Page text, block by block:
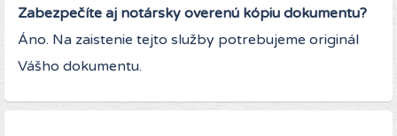
Zabezpečíte aj notársky overenú kópiu dokumentu?
Áno. Na zaistenie tejto služby potrebujeme originál
Vášho dokumentu.